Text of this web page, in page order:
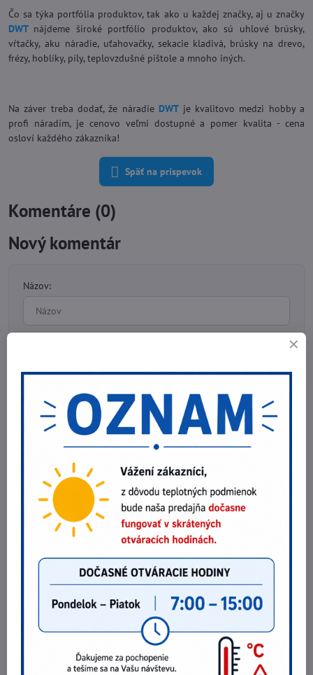
Čo sa týka portfólia produktov, tak ako u každej značky, aj u značky
DWT nájdeme široké portfólio produktov, ako sú uhlové brúsky,
vŕtačky, aku náradie, uťahovačky, sekacie kladivá, brúsky na drevo,
frézy, hoblíky, píly, teplovzdušné pištole a mnoho iných.
Na záver treba dodať, že náradie DWT je kvalitovo medzi hobby a
profi náradím, je cenovo veľmi dostupné a pomer kvalita - cena
osloví každého zákazníka!
Späť na príspevok
Komentáre (0)
Nový komentár
Názov:
Komentár: *
(Povinné) Odoslať
Potrebujete poradiť?
Telefónne čísla
0903 40 80 66 / 0907 62 44 82
E-mail
Otváracie hodiny